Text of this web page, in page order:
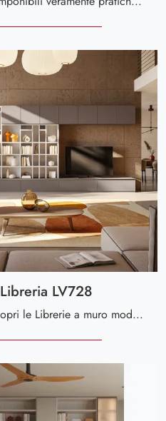
Libreria LV728
Clicca e scopri le Librerie a muro moderne! Il modello Libreria LV728 Giessegi saprà completare un soggiorno pratico e dinamico.